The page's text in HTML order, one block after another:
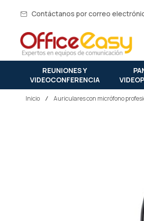
Contáctanos por correo
REUNIONES Y
VIDEOCONFERENCIA
Inicio auriculares con micrófono